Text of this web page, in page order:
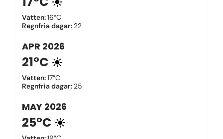
Vatten:16°C
Regnfria dagar: 22
APR 2026
21°C
Vatten:17°C
Regnfria dagar: 25
MAY 2026
25°C